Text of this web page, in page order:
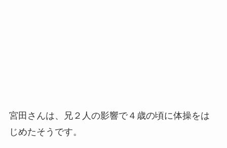
宮田さんは、兄２人の影響で４歳の頃に体操をは
じめたそうです。